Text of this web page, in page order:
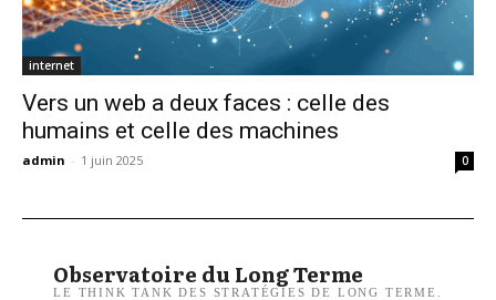
internet
Vers un web a deux faces : celle des
humains et celle des machines
admin - 1 juin 2025 0
Observatoire du Long Terme
LE THINK TANK DES STRATÉGIES DE LONG TERME.